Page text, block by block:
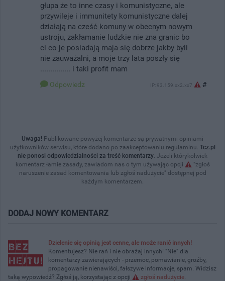
głupa że to inne czasy i komunistyczne, ale
przywileje i immunitety komunistyczne dalej
działają na cześć komuny w obecnym nowym
ustroju, zakłamanie ludzkie nie zna granic bo
ci co je posiadają maja się dobrze jakby byli
nie zauważalni, a moje trzy lata poszły się
............... i taki profit mam
Odpowiedz IP: 93.159.xx2.xx7 #
Uwaga! Publikowane powyżej komentarze są prywatnymi opiniami
użytkowników serwisu, które dodano po zaakceptowaniu regulaminu. Tcz.pl
nie ponosi odpowiedzialności za treść komentarzy. Jeżeli którykolwiek
komentarz łamie zasady, zawiadom nas o tym używając opcji
"zgłoś
naruszenie zasad komentowania lub zgłoś nadużycie" dostępnej pod
każdym komentarzem.
DODAJ NOWY KOMENTARZ
Dzielenie się opinią jest cenne, ale może ranić innych!
Komentujesz? Nie rań i nie obrażaj innych! "Nie" dla
komentarzy zawierających - przemoc, pomawianie, groźby,
propagowanie nienawiści, fałszywe informacje, spam. Widzisz
taką wypowiedź? Zgłoś ją, korzystając z opcji
zgłoś nadużycie.